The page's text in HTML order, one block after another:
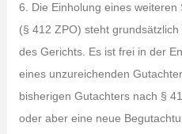
6. Die Einholung eines
(§ 412 ZPO) steht
des Gerichts. Es ist frei in der
eines unzureichenden
bisherigen Gutachters nach §
oder aber eine neue